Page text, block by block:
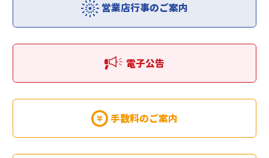
営業店行事のご案内
電子公告
手数料のご案内